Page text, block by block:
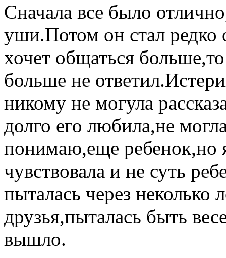
Сначала все было
уши.Потом он стал редко
хочет общаться
больше не
никому не могула
долго его любила,не
понимаю,еще ребенок,но
чувствовала и не суть
пыталась через неколько
друзья,пыталась быть
вышло.